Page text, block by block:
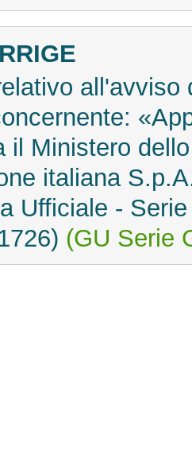
il Ministero
italiana
Ufficiale -
(GU Serie